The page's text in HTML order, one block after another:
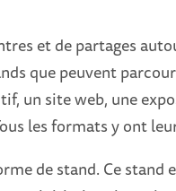
et de partages
que peuvent
un site web, une
les formats y ont
de stand. Ce stand